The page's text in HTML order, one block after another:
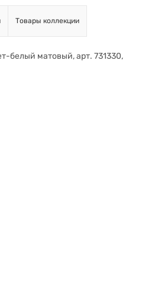
Товары коллекции
белый матовый, арт. 731330,